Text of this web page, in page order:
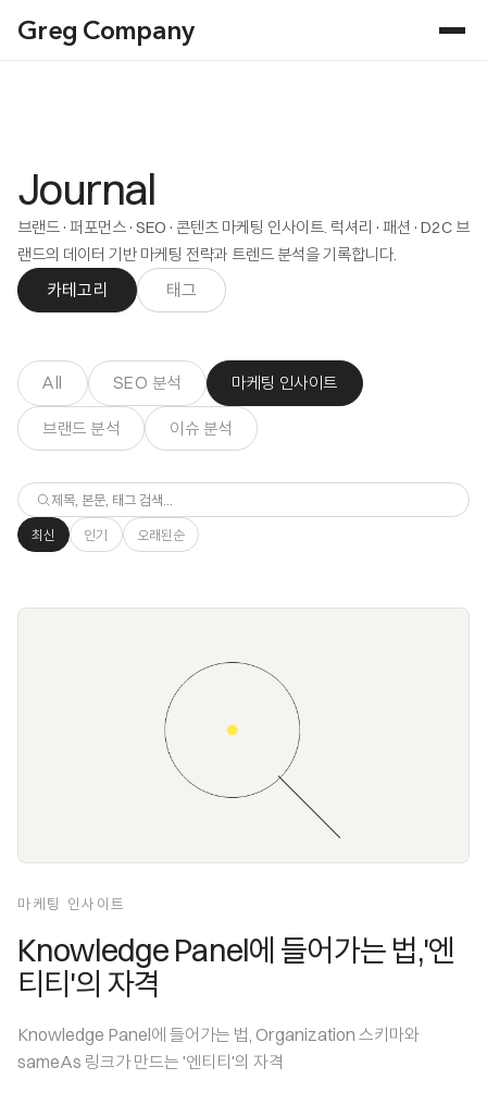
Greg Company
Journal
브랜드·퍼포먼스·SEO·콘텐츠 마케팅 인사이트. 럭셔리·패션·D2C 브
랜드의 데이터 기반 마케팅 전략과 트렌드 분석을 기록합니다.
카테고리 태그
All SEO 분석 마케팅 인사이트
브랜드 분석 이슈 분석
최신 인기 오래된순
마케팅 인사이트
Knowledge Panel에 들어가는 법,'엔
티티'의 자격
Knowledge Panel에 들어가는 법, Organization 스키마와
sameAs 링크가 만드는 '엔티티'의 자격